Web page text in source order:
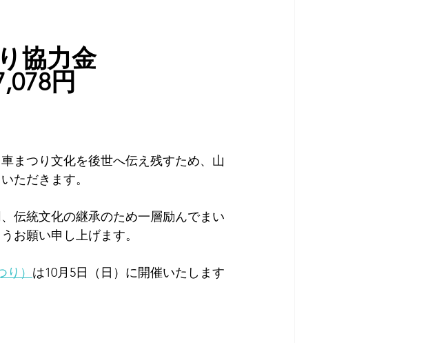
協力金
円
まつり文化を後世へ伝え残すため、山
ただきます。
伝統文化の継承のため一層励んでまい
お願い申し上げます。
） は10月5日（日）に開催いたします